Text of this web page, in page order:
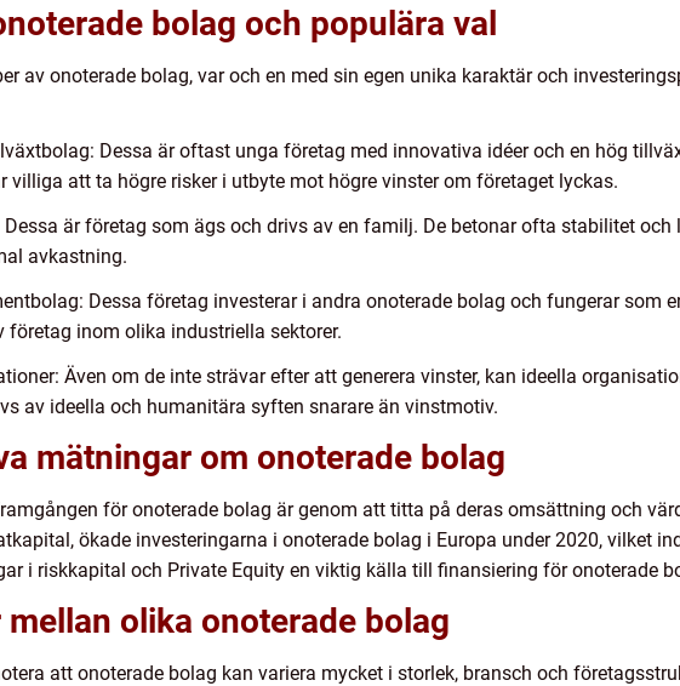
bolag och populära val
av onoterade bolag, var och en med sin egen unika karaktär och
Dessa är oftast unga företag med innovativa idéer och en hög
villiga att ta högre risker i utbyte mot högre vinster om företaget lyckas.
är företag som ägs och drivs av en familj. De betonar ofta stabilitet
avkastning.
Dessa företag investerar i andra onoterade bolag och fungerar som
företag inom olika industriella sektorer.
Även om de inte strävar efter att generera vinster, kan ideella
av ideella och humanitära syften snarare än vinstmotiv.
mätningar om onoterade bolag
för onoterade bolag är genom att titta på deras omsättning och
ökade investeringarna i onoterade bolag i Europa under 2020, vilket
i riskkapital och Private Equity en viktig källa till finansiering för onoterade
olika onoterade bolag
att onoterade bolag kan variera mycket i storlek, bransch och